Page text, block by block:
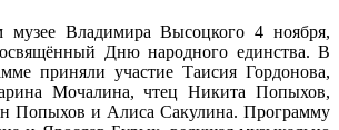
музее Владимира Высоцкого 4 ноября,
Дню народного единства. В
приняли участие Таисия Гордонова,
Мочалина, чтец Никита Попыхов,
Попыхов и Алиса Сакулина. Программу